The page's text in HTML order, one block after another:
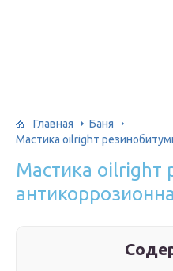
Главная
Баня
Мастика oilrighт
Мастика oilrighт